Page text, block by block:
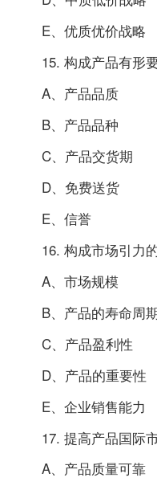
E、优质优价战略
15. 构成产品有形要
A、产品品质
B、产品品种
C、产品交货期
D、免费送货
E、信誉
16. 构成市场引力的
A、市场规模
B、产品的寿命周
C、产品盈利性
D、产品的重要性
E、企业销售能力
17. 提高产品国际市
A、产品质量可靠